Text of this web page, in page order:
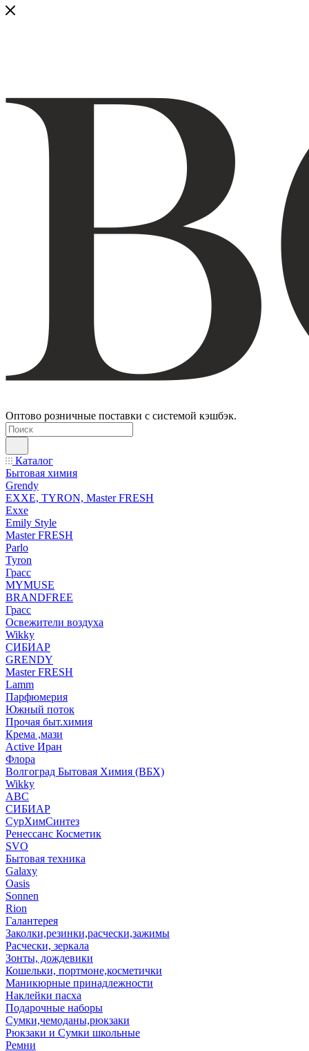
Оптово розничные поставки с системой кэшбэк.
Каталог
Бытовая химия
Grendy
EXXE, TYRON, Master FRESH
Exxe
Emily Style
Master FRESH
Parlo
Tyron
Грасс
MYMUSE
BRANDFREE
Грасс
Освежители воздуха
Wikky
СИБИАР
GRENDY
Master FRESH
Lamm
Парфюмерия
Южный поток
Прочая быт.химия
Крема ,мази
Аctive Иран
Флора
Волгоград Бытовая Химия (ВБХ)
Wikky
АВС
СИБИАР
СурХимСинтез
Ренессанс Косметик
SVO
Бытовая техника
Galaxy
Oasis
Sonnen
Rion
Галантерея
Заколки,резинки,расчески,зажимы
Расчески, зеркала
Зонты, дождевики
Кошельки, портмоне,косметички
Маникюрные принадлежности
Наклейки пасха
Подарочные наборы
Сумки,чемоданы,рюкзаки
Рюкзаки и Сумки школьные
Ремни